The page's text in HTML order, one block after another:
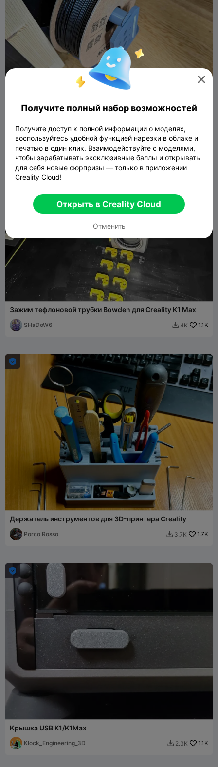

Зажим тефлоновой трубки Bowden для Creality K1 Max
SHaDoW6  4K 1.1K

Держатель инструментов для 3D-принтера Creality
Porco Rosso  3.7K 1.7K

Крышка USB K1/K1Max
Klock_Engineering_3D  2.3K 1.1K

Получите полный набор возможностей
Получите доступ к полной информации о моделях,
воспользуйтесь удобной функцией нарезки в облаке и
печатью в один клик. Взаимодействуйте с моделями,
чтобы зарабатывать эксклюзивные баллы и открывать
для себя новые сюрпризы — только в приложении
Creality Cloud!
Открыть в Creality Cloud
Отменить